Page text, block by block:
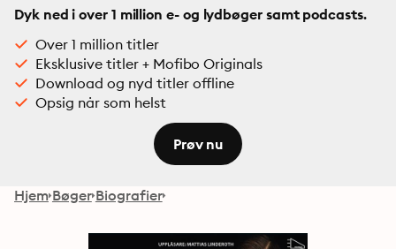
Dyk ned i over 1 million e- og lydbøger samt podcasts.
Over 1 million titler
Eksklusive titler + Mofibo Originals
Download og nyd titler offline
Opsig når som helst
Prøv nu
Hjem Bøger Biografier